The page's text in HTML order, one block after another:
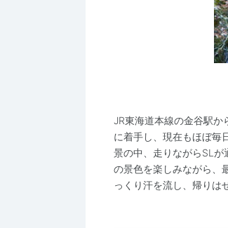
JR東海道本線の金谷駅
に着手し、現在もほぼ毎
景の中、走りながらSLが
の景色を楽しみながら、
っくり汗を流し、帰りは